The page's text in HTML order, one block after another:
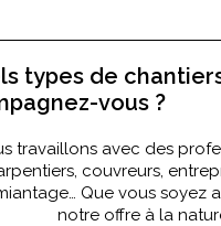
types de
vous ?
travaillons avec des
couvreurs,
Que vous soyez
notre offre à la